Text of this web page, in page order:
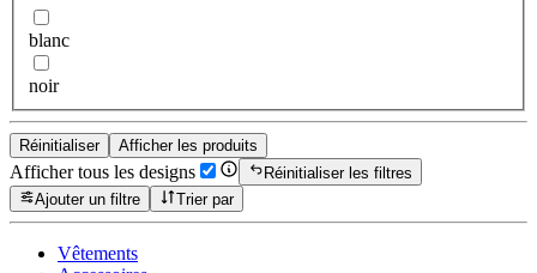
blanc
noir
Réinitialiser Afficher les produits
Afficher tous les designs
Réinitialiser les filtres
Ajouter un filtre
Trier par
Vêtements